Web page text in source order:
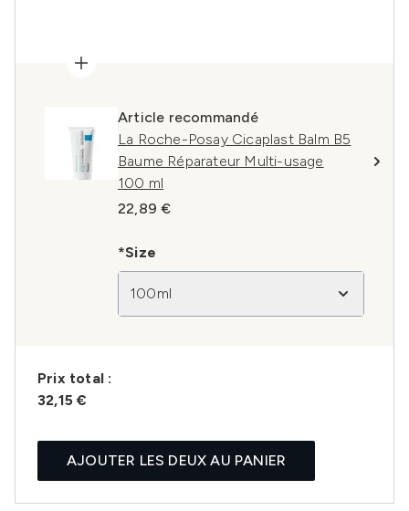
Article recommandé
La Roche-Posay Cicaplast Balm B5
Baume Réparateur Multi-usage
100 ml
22,89 €
*Size
100ml
Prix ​​total :
32,15 €
AJOUTER LES DEUX AU PANIER